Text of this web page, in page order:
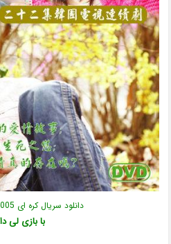
دانلود سریال کره ای Green Rose 2005
با بازی لی